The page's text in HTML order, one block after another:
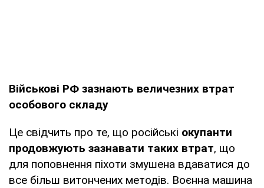
Військові РФ зазнають величезних втрат
особового складу
Це свідчить про те, що російські окупанти
продовжують зазнавати таких втрат, що
для поповнення піхоти змушена вдаватися до
все більш витончених методів. Воєнна машина